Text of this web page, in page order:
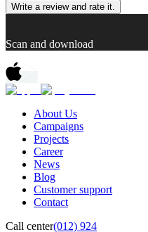
Write a review and rate it.
Scan and download
About Us
Campaigns
Projects
Career
News
Blog
Customer support
Contact
Call center(012) 924